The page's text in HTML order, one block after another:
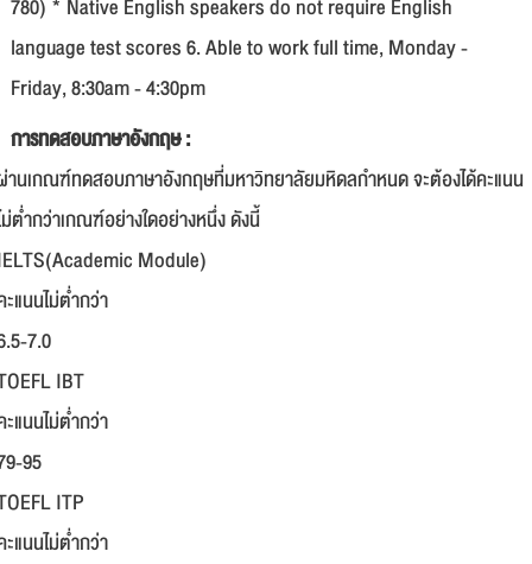
780) * Native English speakers do not require English
language test scores 6. Able to work full time, Monday -
Friday, 8:30am - 4:30pm
การทดสอบภาษาอังกฤษ :
านเกณฑ์ทดสอบภาษาอังกฤษที่มหาวิทยาลัยมหิดลกำหนด จะต้องได้คะแนน
ม่ต่ำกว่าเกณฑ์อย่างใดอย่างหนึ่ง ดังนี้
Module)
แนนไม่ต่ำกว่า
7.0
IBT
แนนไม่ต่ำกว่า
95
ITP
แนนไม่ต่ำกว่า